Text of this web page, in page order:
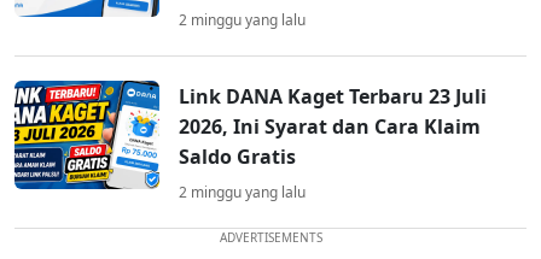
2 minggu yang lalu
Link DANA Kaget Terbaru 23 Juli
2026, Ini Syarat dan Cara Klaim
Saldo Gratis
2 minggu yang lalu
ADVERTISEMENTS